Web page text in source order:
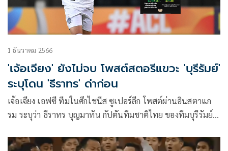
1 ธันวาคม 2566
'เจ้อเจียง' ยังไม่จบ โพสต์สตอรีแขวะ 'บุรีรัมย์'
ระบุโดน 'ธีราทร' ด่าก่อน
เจ้อเจียง เอฟซี ทีมในศึกไชนีส ซูเปอร์ลีก โพสต์ผ่านอินสตาแก
รม ระบุว่า ธีราทร บุญมาทัน กัปตันทีมชาติไทย ของทีมบุรีรัมย์
ถ้อยคำหยาบคายก่อน ทำให้เหตุการณ์ทุกอย่างบานปลาย หลังจบ